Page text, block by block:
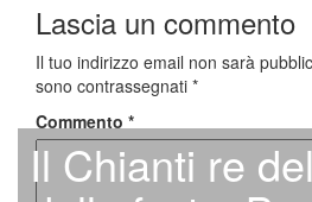
Il Chianti re
Lascia un commento
Il tuo indirizzo email non sarà
sono contrassegnati *
Commento *